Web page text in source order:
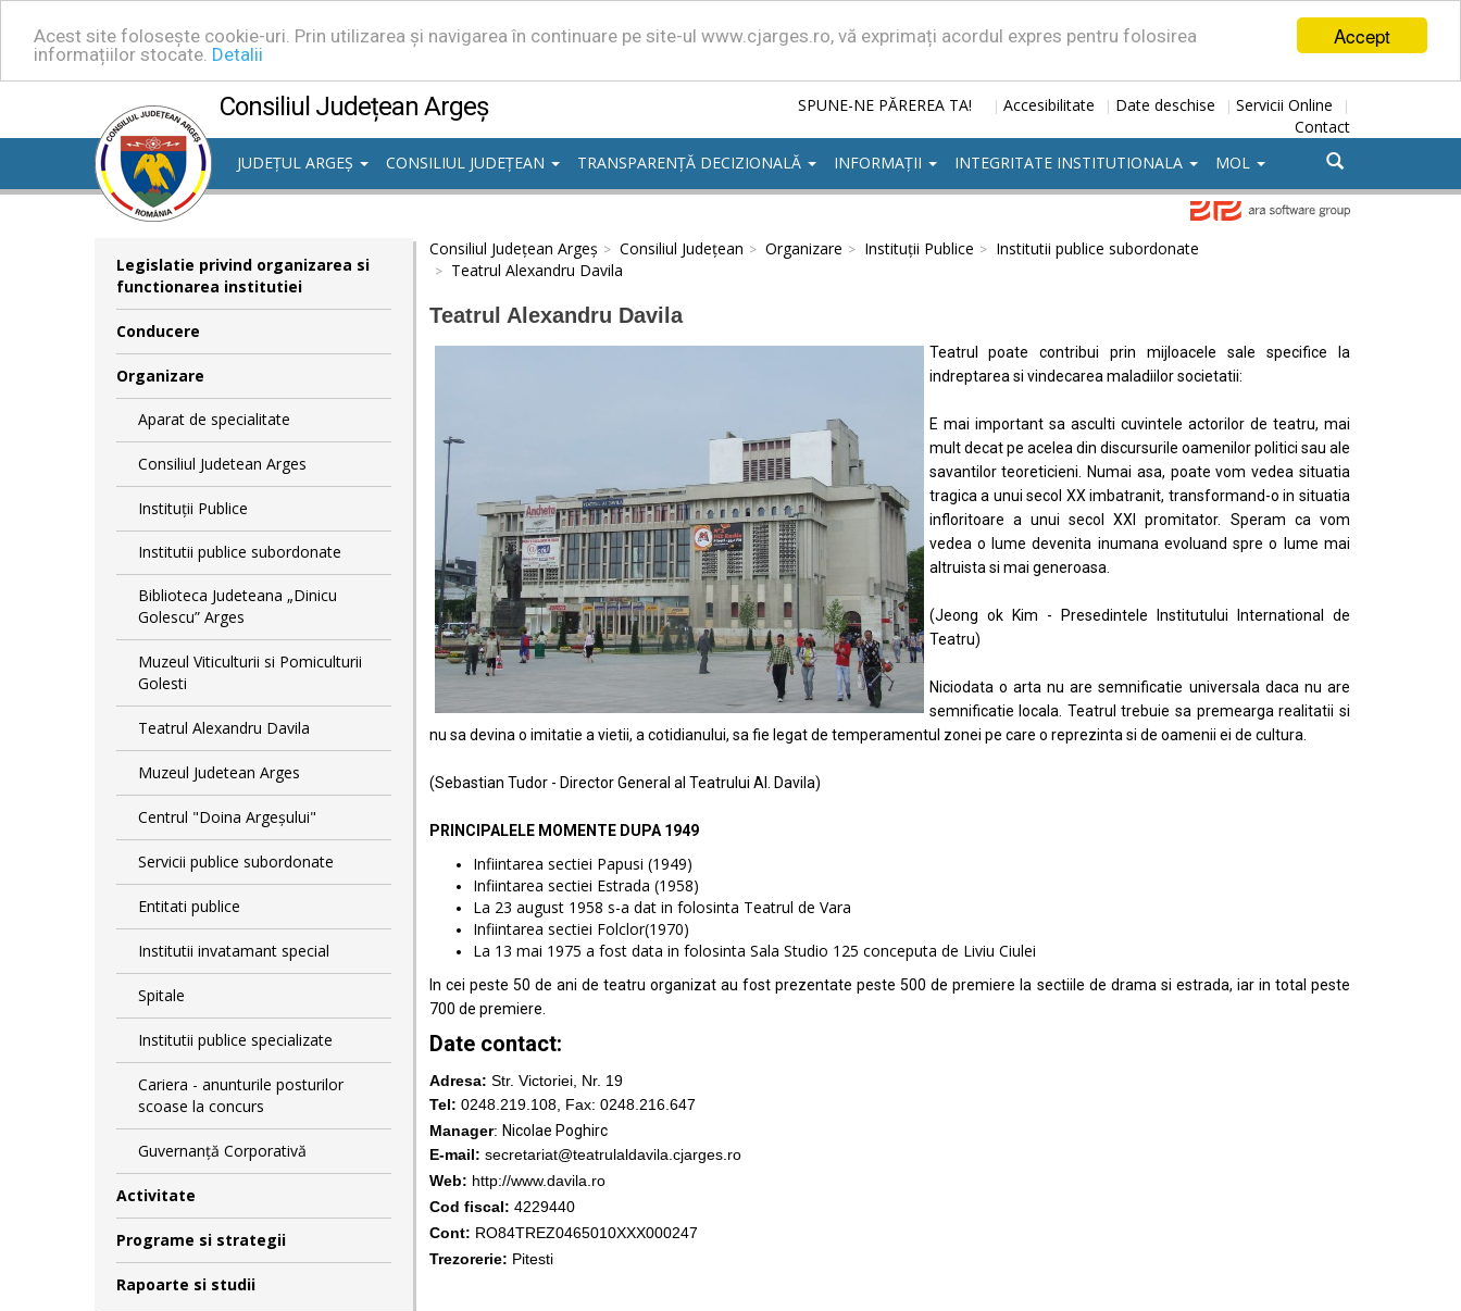
Accept
Acest site folosește cookie-uri. Prin utilizarea și navigarea în continuare pe site-ul www.cjarges.ro, vă exprimați acordul expres pentru folosirea
informațiilor stocate. Detalii
Consiliul Județean Argeș SPUNE-NE PĂREREA TA! | Accesibilitate | Date deschise | Servicii Online |
Contact
JUDEȚUL ARGEȘ
CONSILIUL JUDEȚEAN TRANSPARENȚĂ DECIZIONALĂ INFORMAȚII INTEGRITATE INSTITUTIONALA MOL
Legislatie privind organizarea si
functionarea institutiei
Conducere
Organizare
Aparat de specialitate
Consiliul Judetean Arges
Instituții Publice
Institutii publice subordonate
Biblioteca Judeteana „Dinicu
Golescu” Arges
Muzeul Viticulturii si Pomiculturii
Golesti
Teatrul Alexandru Davila
Muzeul Judetean Arges
Centrul "Doina Argeșului"
Servicii publice subordonate
Entitati publice
Institutii invatamant special
Spitale
Institutii publice specializate
Cariera - anunturile posturilor
scoase la concurs
Guvernanță Corporativă
Activitate
Programe si strategii
Rapoarte si studii
Consiliul Județean Argeș Consiliul Județean Organizare Instituții Publice
Institutii publice subordonate
Teatrul Alexandru Davila
Teatrul Alexandru Davila
Teatrul poate contribui prin mijloacele sale specifice la
indreptarea si vindecarea maladiilor societatii:
E mai important sa asculti cuvintele actorilor de teatru, mai
mult decat pe acelea din discursurile oamenilor politici sau ale
savantilor teoreticieni. Numai asa, poate vom vedea situatia
tragica a unui secol XX imbatranit, transformand-o in situatia
infloritoare a unui secol XXI promitator. Speram ca vom
vedea o lume devenita inumana evoluand spre o lume mai
altruista si mai generoasa.
(Jeong ok Kim - Presedintele Institutului International de
Teatru)
Niciodata o arta nu are semnificatie universala daca nu are
semnificatie locala. Teatrul trebuie sa premearga realitatii si
nu sa devina o imitatie a vietii, a cotidianului, sa fie legat de temperamentul zonei pe care o reprezinta si de oamenii ei de cultura.
(Sebastian Tudor - Director General al Teatrului Al. Davila)
PRINCIPALELE MOMENTE DUPA 1949
Infiintarea sectiei Papusi (1949)
Infiintarea sectiei Estrada (1958)
La 23 august 1958 s-a dat in folosinta Teatrul de Vara
Infiintarea sectiei Folclor(1970)
La 13 mai 1975 a fost data in folosinta Sala Studio 125 conceputa de Liviu Ciulei
In cei peste 50 de ani de teatru organizat au fost prezentate peste 500 de premiere la sectiile de drama si estrada, iar in total peste
700 de premiere.
Date contact:
Adresa: Str. Victoriei, Nr. 19
Tel: 0248.219.108, Fax: 0248.216.647
Manager: Nicolae Poghirc
E-mail: secretariat@teatrulaldavila.cjarges.ro
Web: http://www.davila.ro
Cod fiscal: 4229440
Cont: RO84TREZ0465010XXX000247
Trezorerie: Pitesti